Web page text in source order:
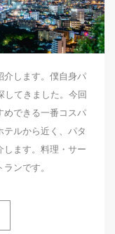
介します。僕自身パ
してきました。今回
めできる一番コスパ
ルから近く、パタ
します。料理・サー
ンです。